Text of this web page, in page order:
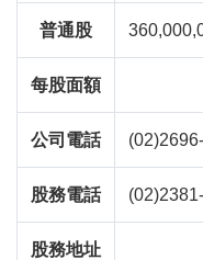
普通股
每股面額
公司電話
股務電話
股務地址